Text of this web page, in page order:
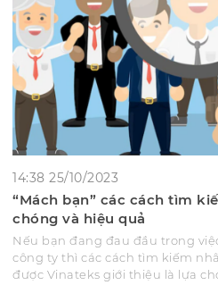
14:38 25/10/2023
“Mách bạn” các cách tìm
chóng và hiệu quả
Nếu bạn đang đau đầu trong
công ty thì các cách tìm kiếm
được Vinateks giới thiệu là lựa